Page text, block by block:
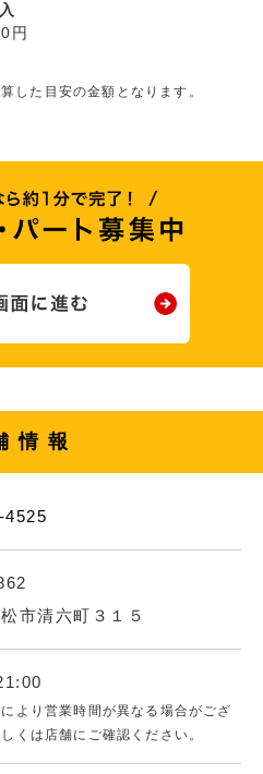
円
した目安の金額となります。
情報
4525
市清六町３１５
より営業時間が異なる場合がござ
くは店舗にご確認ください。